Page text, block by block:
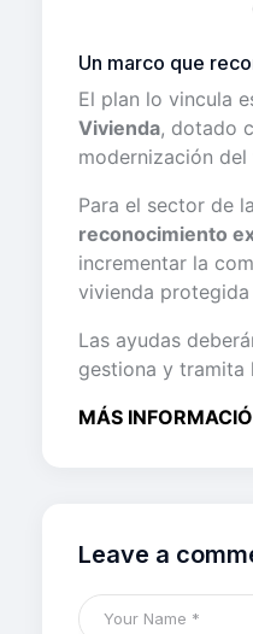
Un marco que
El plan lo vincula
Vivienda, dotado
modernización
Para el sector de
reconocimiento
incrementar la
vivienda protegida
Las ayudas
gestiona y tramita
MÁS
Leave a